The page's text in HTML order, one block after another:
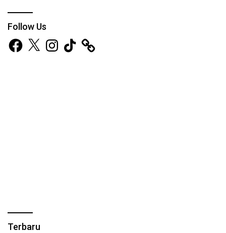
Follow Us
Facebook
X Instagram
TikTok
Terbaru